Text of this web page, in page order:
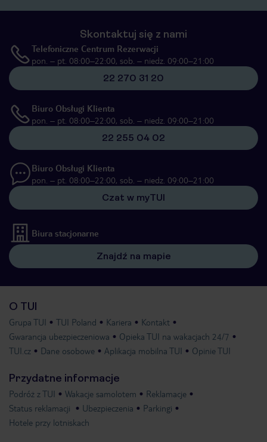
Skontaktuj się z nami
Telefoniczne Centrum Rezerwacji
pon. – pt. 08:00–22:00, sob. – niedz. 09:00–21:00
22 270 31 20
Biuro Obsługi Klienta
pon. – pt. 08:00–22:00, sob. – niedz. 09:00–21:00
22 255 04 02
Biuro Obsługi Klienta
pon. – pt. 08:00–22:00, sob. – niedz. 09:00–21:00
Czat w myTUI
Biura stacjonarne
Znajdź na mapie
O TUI
Grupa TUI TUI Poland Kariera
Kontakt
Gwarancja ubezpieczeniowa
Opieka TUI na wakacjach 24/7
TUI.cz
Dane osobowe Aplikacja mobilna TUI Opinie TUI
Przydatne informacje
Podróż z TUI Wakacje samolotem
Reklamacje
Status reklamacji
Ubezpieczenia
Parkingi
Hotele przy lotniskach